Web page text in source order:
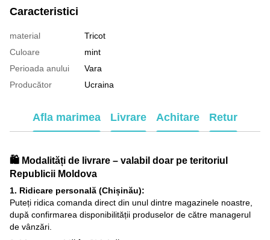
Caracteristici
material
Tricot
Culoare
mint
Perioada anului
Vara
Producător
Ucraina
Afla marimea Livrare Achitare Retur
🛍️ Modalități de livrare – valabil doar pe teritoriul
Republicii Moldova
1. Ridicare personală (Chișinău):
Puteți ridica comanda direct din unul dintre magazinele noastre,
după confirmarea disponibilității produselor de către managerul
de vânzări.